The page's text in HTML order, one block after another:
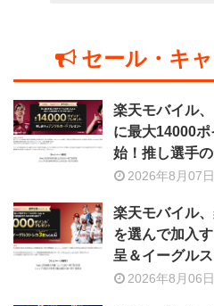
セール・キ
楽天モバイル
に最大14000
始！推し選手
2026年8月07日
楽天モバイル
を選んで加入
呈＆イーグル
2026年8月06日